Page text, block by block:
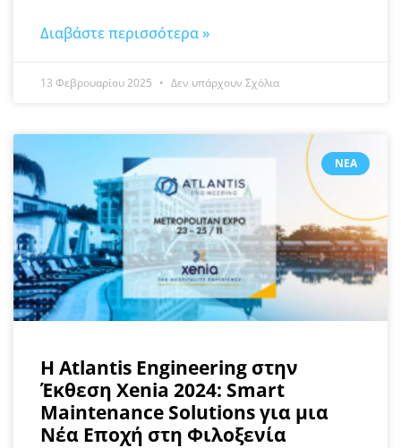
Διαβάστε περισσότερα »
13 Φεβρουαρίου 2025 Δεν υπάρχουν Σχόλια
ΝΈΑ
H Atlantis Engineering στην
Έκθεση Xenia 2024: Smart
Maintenance Solutions για μια
Νέα Εποχή στη Φιλοξενία